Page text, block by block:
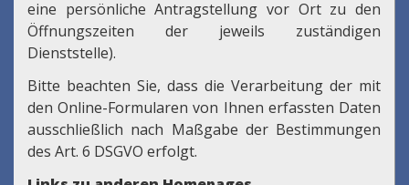
eine persönliche Antragstellung vor Ort zu den
Öffnungszeiten der jeweils zuständigen
Dienststelle).
Bitte beachten Sie, dass die Verarbeitung der mit
den Online-Formularen von Ihnen erfassten Daten
ausschließlich nach Maßgabe der Bestimmungen
des Art. 6 DSGVO erfolgt.